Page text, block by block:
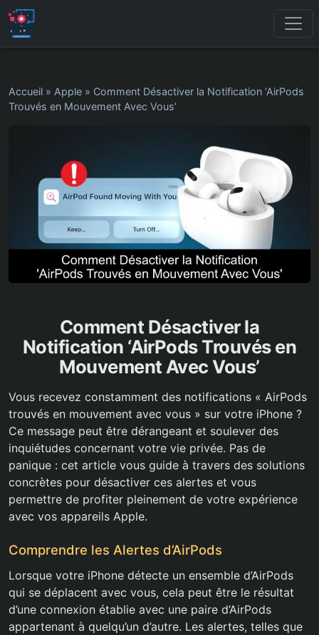
Accueil » Apple » Comment Désactiver la Notification ‘AirPods
Trouvés en Mouvement Avec Vous’
Comment Désactiver la
Notification ‘AirPods Trouvés en
Mouvement Avec Vous’
Vous recevez constamment des notifications « AirPods
trouvés en mouvement avec vous » sur votre iPhone ?
Ce message peut être dérangeant et soulever des
inquiétudes concernant votre vie privée. Pas de
panique : cet article vous guide à travers des solutions
concrètes pour désactiver ces alertes et vous
permettre de profiter pleinement de votre expérience
avec vos appareils Apple.
Comprendre les Alertes d’AirPods
Lorsque votre iPhone détecte un ensemble d’AirPods
qui se déplacent avec vous, cela peut être le résultat
d’une connexion établie avec une paire d’AirPods
appartenant à quelqu’un d’autre. Les alertes, telles que